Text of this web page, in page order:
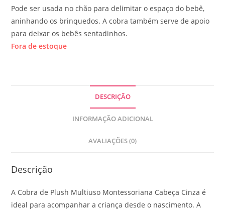
Pode ser usada no chão para delimitar o espaço do bebê,
aninhando os brinquedos. A cobra também serve de apoio
para deixar os bebês sentadinhos.
Fora de estoque
DESCRIÇÃO
INFORMAÇÃO ADICIONAL
AVALIAÇÕES (0)
Descrição
A Cobra de Plush Multiuso Montessoriana Cabeça Cinza é
ideal para acompanhar a criança desde o nascimento. A